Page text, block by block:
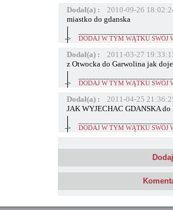
Dodał(a) :
2010-09-26
miastko do gdanska
->
DODAJ W TYM WĄTKU SWÓJ
Dodał(a) :
2011-03-27
z Otwocka do Garwolina jak
->
DODAJ W TYM WĄTKU SWÓJ
Dodał(a) :
2011-04-25
JAK WYJECHAC GDANSKA do
->
DODAJ W TYM WĄTKU SWÓJ